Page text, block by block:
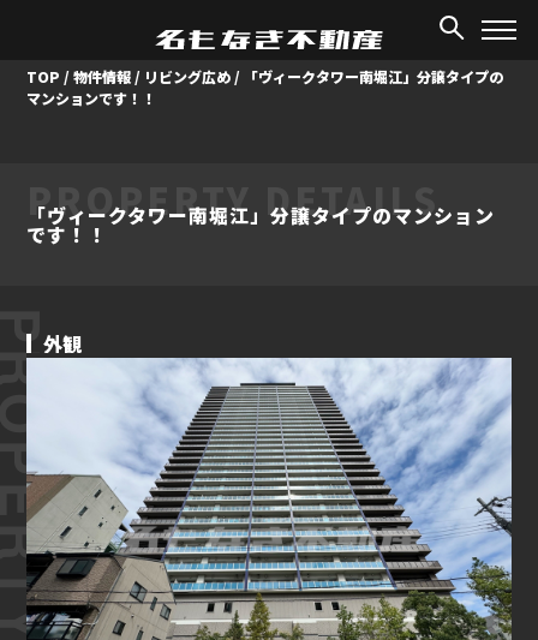
TOP /物件情報 / リビング広め /
「ヴィークタワー南堀江」分譲タイプの
マンションです！！
PROPERTY DETAILS
「ヴィークタワー南堀江」分譲タイプのマンション
です！！
外観